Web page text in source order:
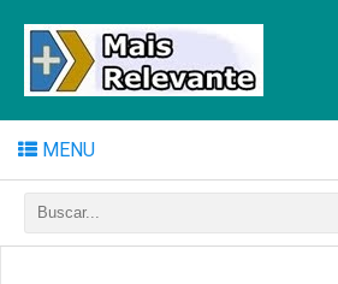
MENU